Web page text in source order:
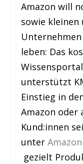
Amazon will
sowie
leben: Das
Wissensportal
unterstützt
Einstieg in
Amazon oder
Kund:innen
unter
gezielt